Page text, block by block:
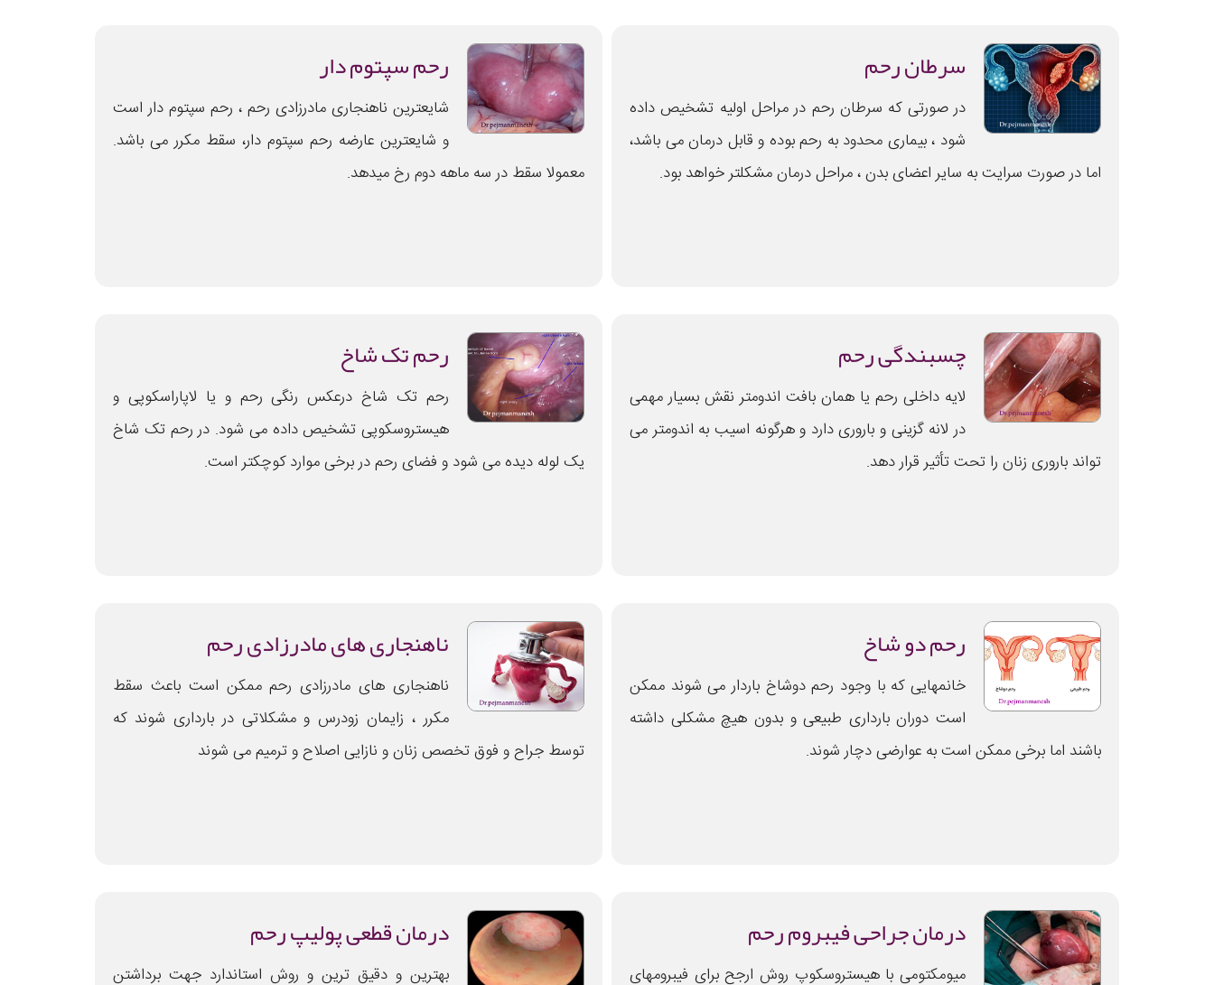
سرطان رحم
در صورتی که سرطان رحم در مراحل اولیه تشخیص داده
شود ، بیماری محدود به رحم بوده و قابل درمان می باشد،
اما در صورت سرایت به سایر اعضای بدن ، مراحل درمان مشکلتر خواهد بود.
رحم سپتوم دار
شایعترین ناهنجاری مادرزادی رحم ، رحم سپتوم دار است
و شایعترین عارضه رحم سپتوم دار، سقط مکرر می باشد.
معمولا سقط در سه ماهه دوم رخ میدهد.
چسبندگی رحم
لایه داخلی رحم یا همان بافت اندومتر نقش بسیار مهمی
در لانه گزینی و باروری دارد و هرگونه اسیب به اندومتر می
تواند باروری زنان را تحت تأثیر قرار دهد.
رحم تک شاخ
رحم تک شاخ درعکس رنگی رحم و یا لاپاراسکوپی و
هیستروسکوپی تشخیص داده می شود. در رحم تک شاخ
یک لوله دیده می شود و فضای رحم در برخی موارد کوچکتر است.
رحم دو شاخ
خانمهایی که با وجود رحم دوشاخ باردار می شوند ممکن
است دوران بارداری طبیعی و بدون هیچ مشکلی داشته
باشند اما برخی ممکن است به عوارضی دچار شوند.
ناهنجاری های مادرزادی رحم
ناهنجاری های مادرزادی رحم ممکن است باعث سقط
مکرر ، زایمان زودرس و مشکلاتی در بارداری شوند که
توسط جراح و فوق تخصص زنان و نازایی اصلاح و ترمیم می شوند
درمان جراحی فیبروم رحم
میومکتومی با هیستروسکوپ روش ارجح برای فیبرومهای
درمان قطعی پولیپ رحم
بهترین و دقیق ترین و روش استاندارد جهت برداشتن